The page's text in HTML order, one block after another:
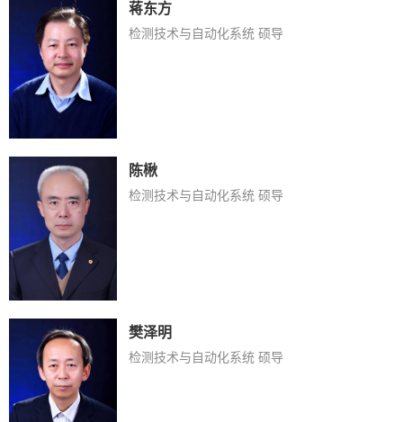
蒋东方
检测技术与自动化系统 硕导
陈楸
检测技术与自动化系统 硕导
樊泽明
检测技术与自动化系统 硕导